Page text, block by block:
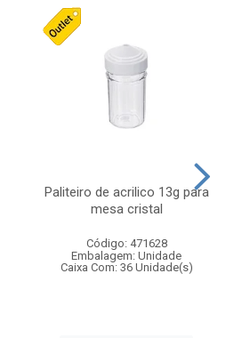
Paliteiro de acrilico 13g para
mesa cristal
Código: 471628
Embalagem: Unidade
Caixa Com: 36 Unidade(s)